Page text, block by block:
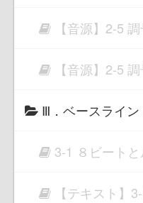
【音源】2-5
【音源】2-5
Ⅲ．ベースライ
3-1 ８ビート
【テキスト】